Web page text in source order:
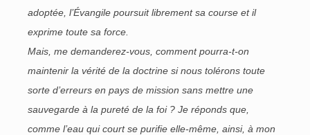
adoptée, l’Évangile poursuit librement sa course et il
exprime toute sa force.
Mais, me demanderez-vous, comment pourra-t-on
maintenir la vérité de la doctrine si nous tolérons toute
sorte d’erreurs en pays de mission sans mettre une
sauvegarde à la pureté de la foi ? Je réponds que,
comme l’eau qui court se purifie elle-même, ainsi, à mon